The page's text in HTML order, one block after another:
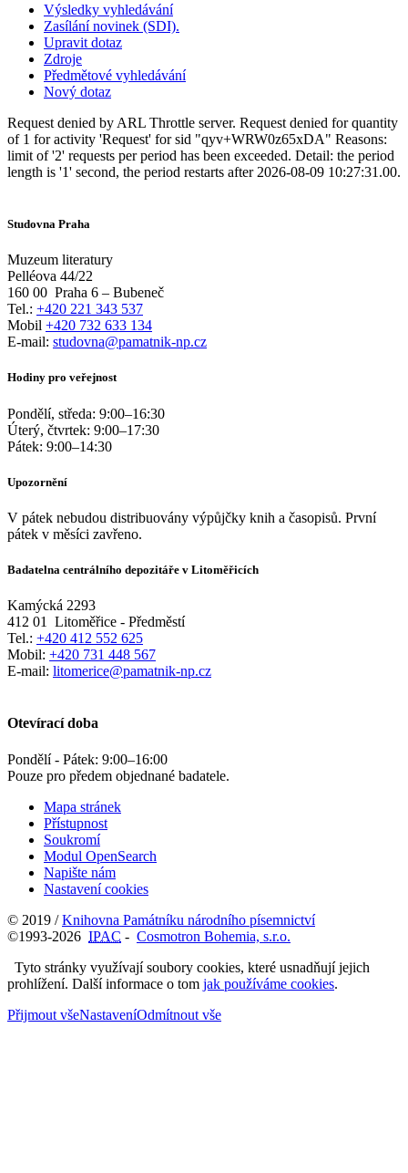
Výsledky vyhledávání
Zasílání novinek (SDI).
Upravit dotaz
Zdroje
Předmětové vyhledávání
Nový dotaz
Request denied by ARL Throttle server. Request denied for quantity
of 1 for activity 'Request' for sid "qyv+WRW0z65xDA" Reasons:
limit of '2' requests per period has been exceeded. Detail: the period
length is '1' second, the period restarts after 2026-08-09 10:27:31.00.
Studovna Praha
Muzeum literatury
Pelléova 44/22
160 00 Praha 6 – Bubeneč
Tel.: +420 221 343 537
Mobil +420 732 633 134
E-mail: studovna@pamatnik-np.cz
Hodiny pro veřejnost
Pondělí, středa: 9:00–16:30
Úterý, čtvrtek: 9:00–17:30
Pátek: 9:00–14:30
Upozornění
V pátek nebudou distribuovány výpůjčky knih a časopisů. První
pátek v měsíci zavřeno.
Badatelna centrálního depozitáře v Litoměřicích
Kamýcká 2293
412 01
Litoměřice - Předměstí
Tel.: +420 412 552 625
Mobil: +420 731 448 567
E-mail: litomerice@pamatnik-np.cz
Otevírací doba
Pondělí - Pátek: 9:00–16:00
Pouze pro předem objednané badatele.
Mapa stránek
Přístupnost
Soukromí
Modul OpenSearch
Napište nám
Nastavení cookies
© 2019 /Knihovna Památníku národního písemnictví
©1993-2026 IPAC - Cosmotron Bohemia, s.r.o.
Tyto stránky využívají soubory cookies, které usnadňují jejich
prohlížení. Další informace o tom jak používáme cookies.
Přijmout všeNastaveníOdmítnout vše